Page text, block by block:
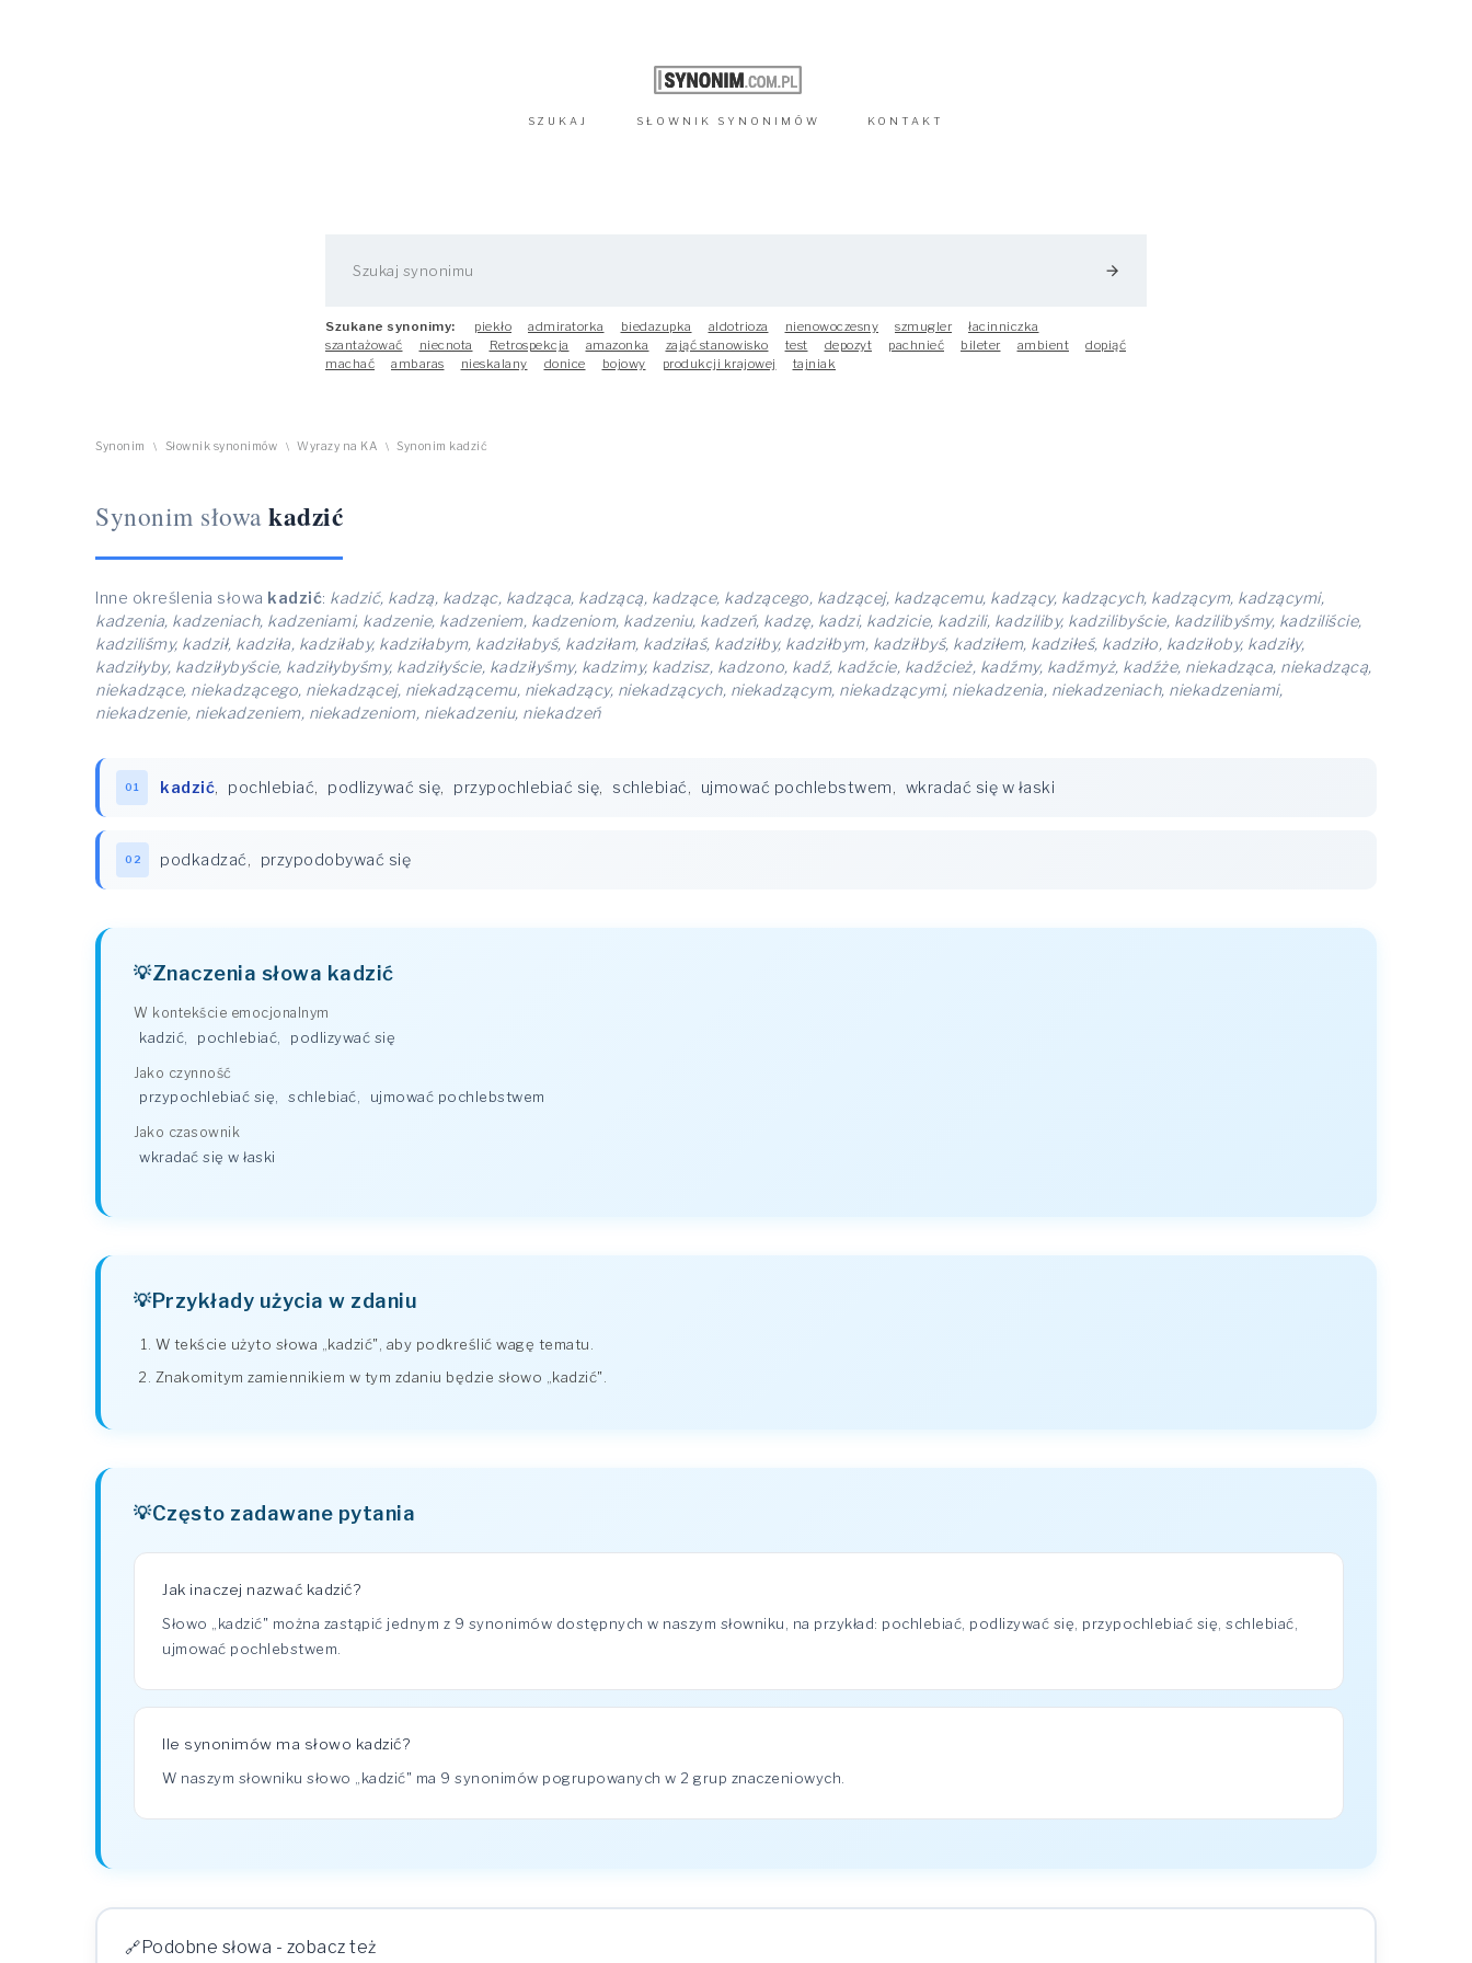
SZUKAJ SŁOWNIK SYNONIMÓW KONTAKT
arrow_forward
Szukane synonimy: piekło admiratorka biedazupka aldotrioza nienowoczesny szmugler
łacinniczka
szantażować
niecnota Retrospekcja amazonka zająć stanowisko test depozyt pachnieć bileter ambient
dopiąć
machać
ambaras nieskalany donice bojowy produkcji krajowej tajniak
Synonim \ Słownik synonimów \ Wyrazy na KA \ Synonim kadzić
Synonim słowa kadzić
Inne określenia słowa kadzić: kadzić, kadzą, kadząc, kadząca, kadzącą, kadzące, kadzącego, kadzącej, kadzącemu, kadzący, kadzących, kadzącym, kadzącymi,
kadzenia, kadzeniach, kadzeniami, kadzenie, kadzeniem, kadzeniom, kadzeniu, kadzeń, kadzę, kadzi, kadzicie, kadzili, kadziliby, kadzilibyście, kadzilibyśmy, kadziliście,
kadziliśmy, kadził, kadziła, kadziłaby, kadziłabym, kadziłabyś, kadziłam, kadziłaś, kadziłby, kadziłbym, kadziłbyś, kadziłem, kadziłeś, kadziło, kadziłoby, kadziły,
kadziłyby, kadziłybyście, kadziłybyśmy, kadziłyście, kadziłyśmy, kadzimy, kadzisz, kadzono, kadź, kadźcie, kadźcież, kadźmy, kadźmyż, kadźże, niekadząca, niekadzącą,
niekadzące, niekadzącego, niekadzącej, niekadzącemu, niekadzący, niekadzących, niekadzącym, niekadzącymi, niekadzenia, niekadzeniach, niekadzeniami,
niekadzenie, niekadzeniem, niekadzeniom, niekadzeniu, niekadzeń
01 kadzić, pochlebiać, podlizywać się, przypochlebiać się, schlebiać, ujmować pochlebstwem, wkradać się w łaski
02 podkadzać, przypodobywać się
Znaczenia słowa kadzić
W kontekście emocjonalnym
kadzić pochlebiać podlizywać się
Jako czynność
przypochlebiać się, schlebiać, ujmować pochlebstwem
Jako czasownik
wkradać się w łaski
Przykłady użycia w zdaniu
W tekście użyto słowa „kadzić", aby podkreślić wagę tematu.
Znakomitym zamiennikiem w tym zdaniu będzie słowo „kadzić".
Często zadawane pytania
Jak inaczej nazwać kadzić?
Słowo „kadzić" można zastąpić jednym z 9 synonimów dostępnych w naszym słowniku, na przykład: pochlebiać, podlizywać się, przypochlebiać się, schlebiać,
ujmować pochlebstwem.
Ile synonimów ma słowo kadzić?
W naszym słowniku słowo „kadzić" ma 9 synonimów pogrupowanych w 2 grup znaczeniowych.
Podobne słowa - zobacz też